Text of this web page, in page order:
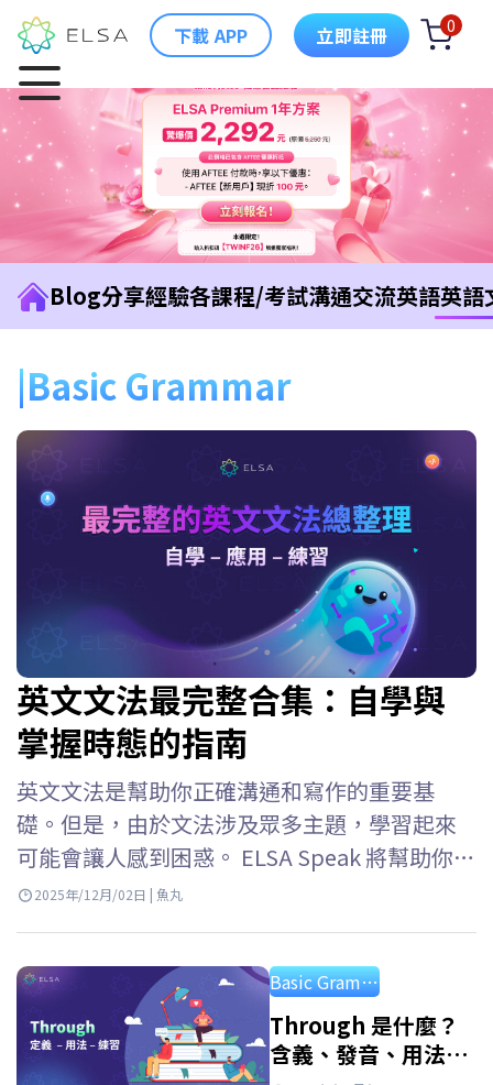
下載 APP 立即註冊 0
Blog分享經驗各課程/考試溝通交流英語英語
Basic Grammar
英文文法最完整合集：自學與
掌握時態的指南
英文文法是幫助你正確溝通和寫作的重要基
礎。但是，由於文法涉及眾多主題，學習起來
可能會讓人感到困惑。 ELSA Speak 將幫助你從
基礎到高級掌握英文文法，易於理解，易於應
法可以被視為你運用這四項技能的基礎。 英文
文法是指將句子依照正確的順序排列，使詞語
和成分之間具有正確的關係和和諧性的方
2025年/12月/02日 | 魚丸
Basic Grammar
Through 是什麼？
含義、發音、用法、